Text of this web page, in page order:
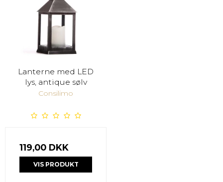
Lanterne med LED
lys, antique sølv
Consilimo
119,00 DKK
VIS PRODUKT